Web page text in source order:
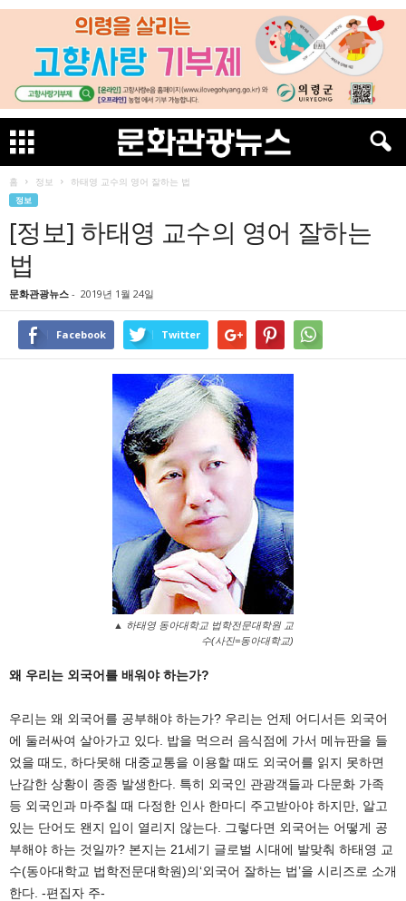
홈 정보 하태영 교수의 영어 잘하는 법
정보
[정보] 하태영 교수의 영어 잘하는
법
문화관광뉴스 - 2019년 1월 24일
Facebook Twitter
▲ 하태영 동아대학교 법학전문대학원 교
수(사진=동아대학교)
왜 우리는 외국어를 배워야 하는가?
우리는 왜 외국어를 공부해야 하는가? 우리는 언제 어디서든 외국어
에 둘러싸여 살아가고 있다. 밥을 먹으러 음식점에 가서 메뉴판을 들
었을 때도, 하다못해 대중교통을 이용할 때도 외국어를 읽지 못하면
난감한 상황이 종종 발생한다. 특히 외국인 관광객들과 다문화 가족
등 외국인과 마주칠 때 다정한 인사 한마디 주고받아야 하지만, 알고
있는 단어도 왠지 입이 열리지 않는다. 그렇다면 외국어는 어떻게 공
부해야 하는 것일까? 본지는 21세기 글로벌 시대에 발맞춰 하태영 교
수(동아대학교 법학전문대학원)의‘외국어 잘하는 법’을 시리즈로 소개
한다. -편집자 주-